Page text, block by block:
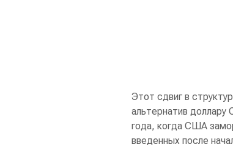
Этот сдвиг в
альтернатив
года, когда США
введенных после